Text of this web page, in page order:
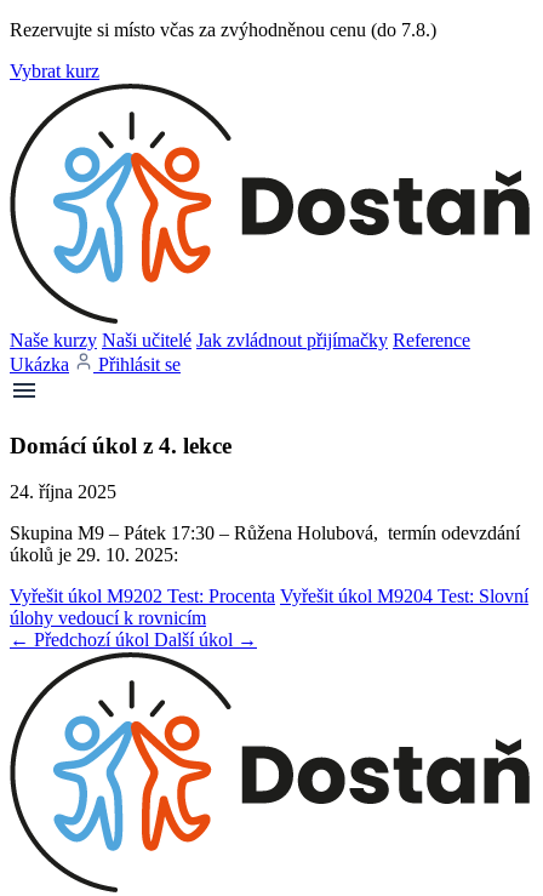
Rezervujte si místo včas za zvýhodněnou cenu (do 7.8.)
Vybrat kurz
Naše kurzy Naši učitelé Jak zvládnout přijímačky Reference
Ukázka
Přihlásit se
Domácí úkol z 4. lekce
24. října 2025
Skupina M9 – Pátek 17:30 – Růžena Holubová, termín odevzdání
úkolů je 29. 10. 2025:
Vyřešit úkol M9202 Test: Procenta Vyřešit úkol M9204 Test: Slovní
úlohy vedoucí k rovnicím
← Předchozí úkol Další úkol →